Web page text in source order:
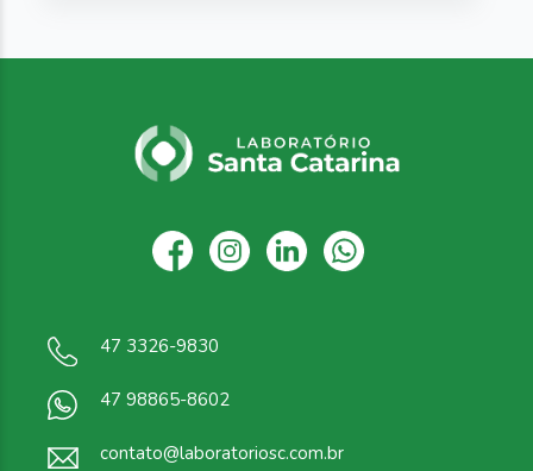
47 3326-9830
47 98865-8602
contato@laboratoriosc.com.br